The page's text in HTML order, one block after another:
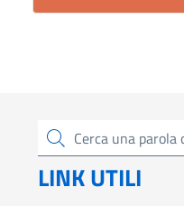
Cerca una parola chiave
LINK UTILI